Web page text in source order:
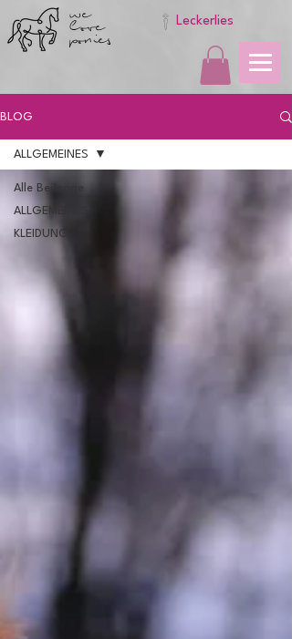
Leckerlies
we
love
ponies
BLOG
Alle Beiträge
ALLGEMEINES
KLEIDUNG
ALLGEMEINES